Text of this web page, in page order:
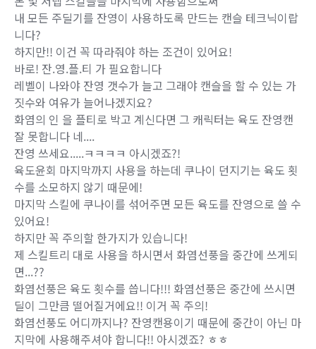
내 모든 주딜기를 잔영이 사용하도록 만드는 캔슬 테크닉이랍
니다?
하지만!! 이건 꼭 따라줘야 하는 조건이 있어요!
바로! 잔.영.플.티 가 필요합니다
레벨이 나와야 잔영 갯수가 늘고 그래야 캔슬을 할 수 있는 가
짓수와 여유가 늘어나겠지요?
화염의 인 을 플티로 박고 계신다면 그 캐릭터는 육도 잔영캔
잘 못합니다 네....
잔영 쓰세요.....ㅋㅋㅋㅋ 아시겠죠?!
육도윤회 마지막까지 사용을 하는데 쿠나이 던지기는 육도 횟
수를 소모하지 않기 때문에!
마지막 스킬에 쿠나이를 섞어주면 모든 육도를 잔영으로 쓸 수
있어요!
하지만 꼭 주의할 한가지가 있습니다!
제 스킬트리 대로 사용을 하시면서 화염선풍을 중간에 쓰게되
면...??
화염선풍은 육도 횟수를 씁니다!!! 화염선풍은 중간에 쓰시면
딜이 그만큼 떨어질거에요!! 이거 꼭 주의!
화염선풍도 어디까지나? 잔영캔용이기 때문에 중간이 아닌 마
지막에 사용해주셔야 합니다!! 아시겠죠? ㅎㅎ